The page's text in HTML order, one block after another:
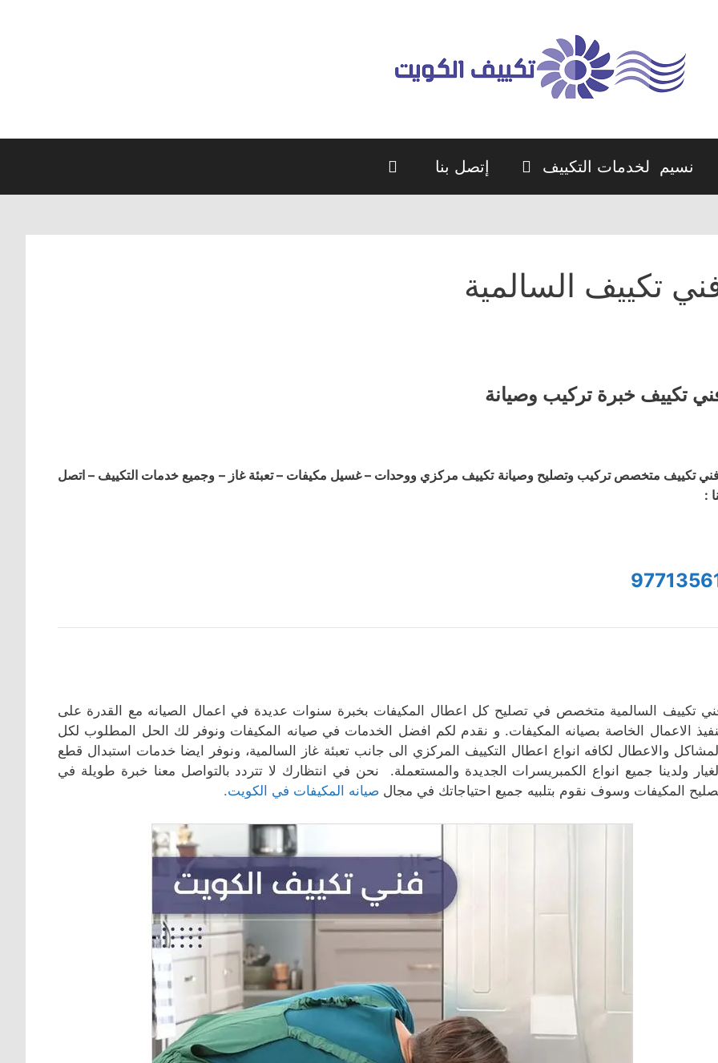
نسيم لخدمات التكييف إتصل بنا
تكييف السالمية
تكييف خبرة تركيب وصيانة
تكييف متخصص تركيب وتصليح وصيانة تكييف مركزي ووحدات – غسيل مكيفات – تعبئة غاز – وجميع خدمات التكييف – اتصل
:
تكييف السالمية متخصص في تصليح كل اعطال المكيفات بخبرة سنوات عديدة في اعمال الصيانه مع القدرة على
الاعمال الخاصة بصيانه المكيفات. و نقدم لكم افضل الخدمات في صيانه المكيفات ونوفر لك الحل المطلوب لكل
والاعطال لكافه انواع اعطال التكييف المركزي الى جانب تعبئة غاز السالمية، ونوفر ايضا خدمات استبدال قطع
ولدينا جميع انواع الكمبريسرات الجديدة والمستعملة. نحن في انتظارك لا تتردد بالتواصل معنا خبرة طويلة في
المكيفات وسوف نقوم بتلبيه جميع احتياجاتك في مجال صيانه المكيفات في الكويت.